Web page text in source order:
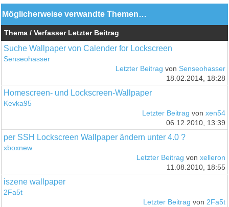
Möglicherweise verwandte Themen…
Thema / Verfasser Letzter Beitrag
Suche Wallpaper von Calender for Lockscreen
Senseohasser
Letzter Beitrag von Senseohasser
18.02.2014, 18:28
Homescreen- und Lockscreen-Wallpaper
Kevka95
Letzter Beitrag von xen54
06.12.2010, 13:39
per SSH Lockscreen Wallpaper ändern unter 4.0 ?
xboxnew
Letzter Beitrag von xelleron
11.08.2010, 18:55
iszene wallpaper
2Fa5t
Letzter Beitrag von 2Fa5t